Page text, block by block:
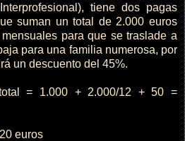
tiene dos pagas
suman un total de 2.000 euros
para que se traslade a
para una familia numerosa, por
un descuento del 45%.
= 1.000 + 2.000/12 + 50 =
euros